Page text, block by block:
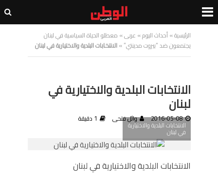
الرئيسية»أحداث اليوم» عربى» معطلو الحياة السياسية في لبنان
يجتمعون ضد “بيروت مدينتي”»الانتخابات البلدية والاختيارية في لبنان
الانتخابات البلدية والاختيارية في
لبنان
2016-05-08 وائل فتحى 1 دقيقة
الانتخابات البلدية والاختيارية
في لبنان
الانتخابات البلدية والاختيارية في لبنان